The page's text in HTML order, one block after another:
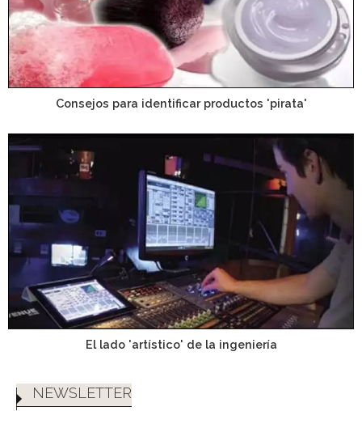
Consejos para identificar productos 'pirata'
El lado 'artístico' de la ingeniería
NEWSLETTER